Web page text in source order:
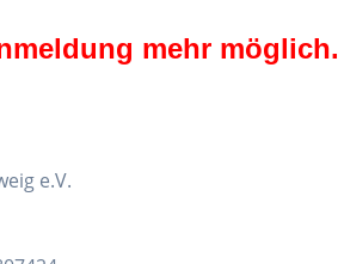
mehr möglich.
e.V.